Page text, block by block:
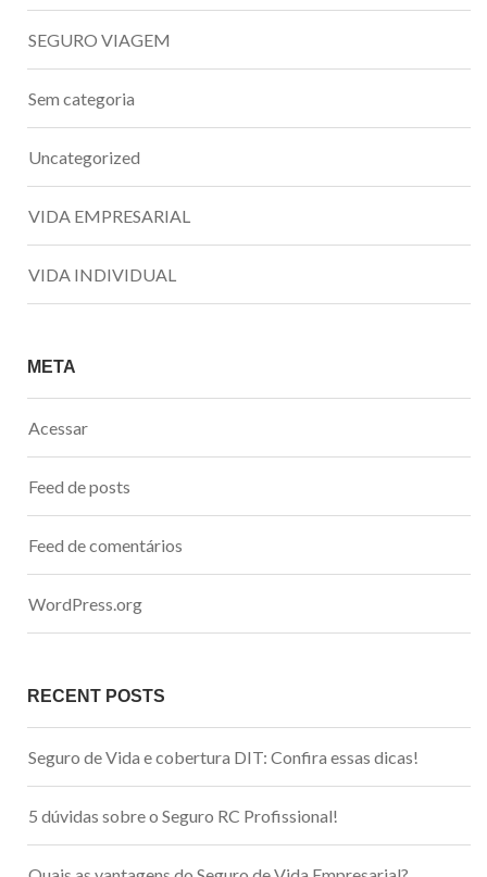
SEGURO VIAGEM
Sem categoria
Uncategorized
VIDA EMPRESARIAL
VIDA INDIVIDUAL
META
Acessar
Feed de posts
Feed de comentários
WordPress.org
RECENT POSTS
Seguro de Vida e cobertura DIT: Confira essas dicas!
5 dúvidas sobre o Seguro RC Profissional!